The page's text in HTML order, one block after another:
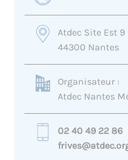
Atdec Site Est
44300 Nantes
Organisateur :
Atdec Nantes
02 40 49 22 86